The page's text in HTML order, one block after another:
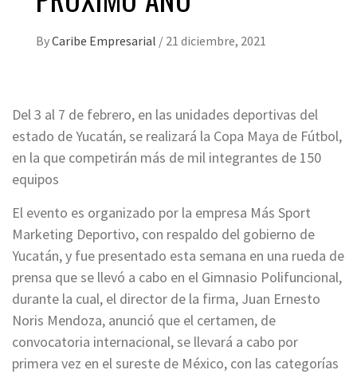
ByCaribe Empresarial / 21 diciembre, 2021
Del 3 al 7 de febrero, en las unidades deportivas del
estado de Yucatán, se realizará la Copa Maya de Fútbol,
en la que competirán más de mil integrantes de 150
equipos
El evento es organizado por la empresa Más Sport
Marketing Deportivo, con respaldo del gobierno de
Yucatán, y fue presentado esta semana en una rueda de
prensa que se llevó a cabo en el Gimnasio Polifuncional,
durante la cual, el director de la firma, Juan Ernesto
Noris Mendoza, anunció que el certamen, de
convocatoria internacional, se llevará a cabo por
primera vez en el sureste de México, con las categorías